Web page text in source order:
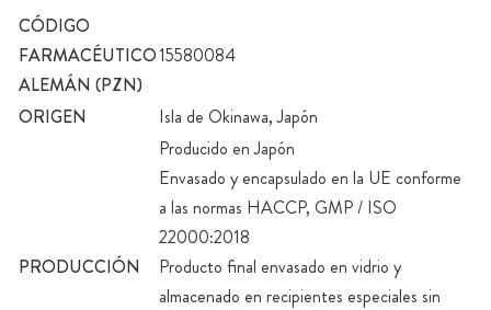
CÓDIGO
FARMACÉUTICO
ALEMÁN (PZN)
15580084
ORIGEN Isla de Okinawa, Japón
PRODUCCIÓN
Producido en Japón
Envasado y encapsulado en la UE conforme
a las normas HACCP, GMP / ISO
22000:2018
Producto final envasado en vidrio y
almacenado en recipientes especiales sin